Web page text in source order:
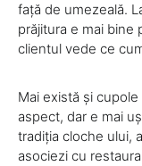
față de umezeală.
prăjitura e mai bine
clientul vede ce
Mai există și
aspect, dar e mai
tradiția cloche ului,
asociezi cu